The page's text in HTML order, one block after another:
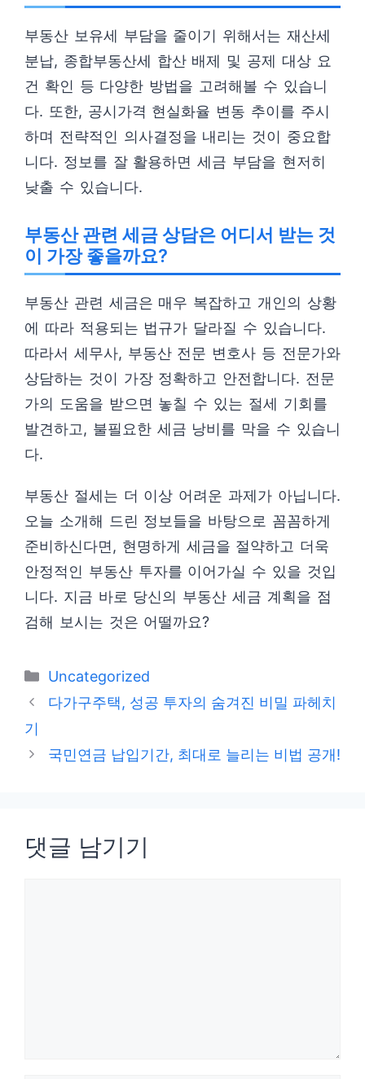
부동산 보유세 부담을 줄이기 위해서는 재산세
분납, 종합부동산세 합산 배제 및 공제 대상 요
건 확인 등 다양한 방법을 고려해볼 수 있습니
다. 또한, 공시가격 현실화율 변동 추이를 주시
하며 전략적인 의사결정을 내리는 것이 중요합
니다. 정보를 잘 활용하면 세금 부담을 현저히
낮출 수 있습니다.
부동산 관련 세금 상담은 어디서 받는 것
이 가장 좋을까요?
부동산 관련 세금은 매우 복잡하고 개인의 상황
에 따라 적용되는 법규가 달라질 수 있습니다.
따라서 세무사, 부동산 전문 변호사 등 전문가와
상담하는 것이 가장 정확하고 안전합니다. 전문
가의 도움을 받으면 놓칠 수 있는 절세 기회를
발견하고, 불필요한 세금 낭비를 막을 수 있습니
다.
부동산 절세는 더 이상 어려운 과제가 아닙니다.
오늘 소개해 드린 정보들을 바탕으로 꼼꼼하게
준비하신다면, 현명하게 세금을 절약하고 더욱
안정적인 부동산 투자를 이어가실 수 있을 것입
니다. 지금 바로 당신의 부동산 세금 계획을 점
검해 보시는 것은 어떨까요?
카
테
Uncategorized
다가구주택, 성공 투자의 숨겨진 비밀 파헤치
기
국민연금 납입기간, 최대로 늘리는 비법 공개!
댓글 남기기